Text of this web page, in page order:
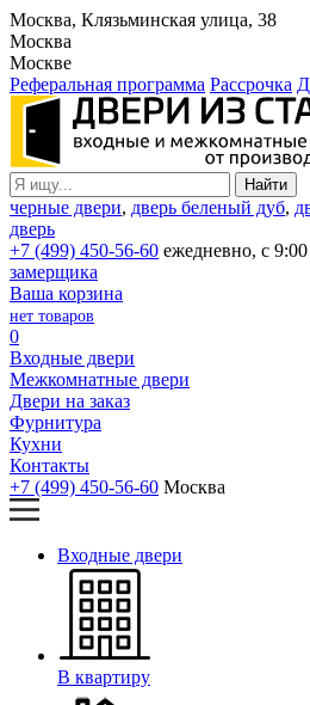
Москва, Клязьминская улица, 38
Москва
Москве
Реферальная программа Рассрочка
черные двери, дверь беленый дуб,
дверь
+7 (499) 450-56-60 ежедневно, с
замерщика
Ваша корзина
нет товаров
0
Входные двери
Межкомнатные двери
Двери на заказ
Фурнитура
Кухни
Контакты
+7 (499) 450-56-60 Москва
Входные двери
В квартиру